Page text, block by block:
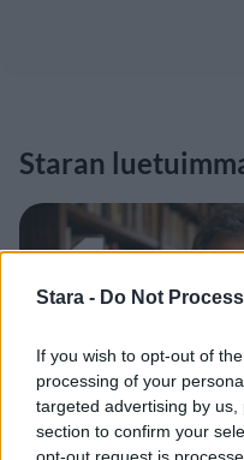
Stara - Do Not
If you wish to opt-out of
processing of your
targeted advertising by
section to confirm your
opt-out request is
Staran
1
UUTISET